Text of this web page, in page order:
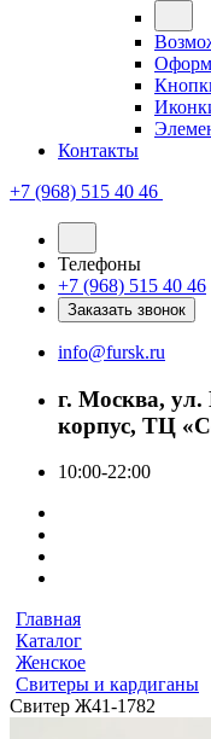
Контакты
+7 (968) 515 40 46
Телефоны
+7 (968) 515 40 46
Заказать звонок
info@fursk.ru
г. Москва,
корпус, ТЦ
10:00-22:00
Главная
Каталог
Женское
Свитеры и кардиганы
Свитер Ж41-1782